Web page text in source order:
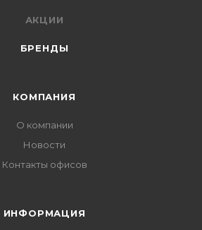
АКЦИИ
БРЕНДЫ
КОМПАНИЯ
О компании
Новости
Контакты офисов
ИНФОРМАЦИЯ